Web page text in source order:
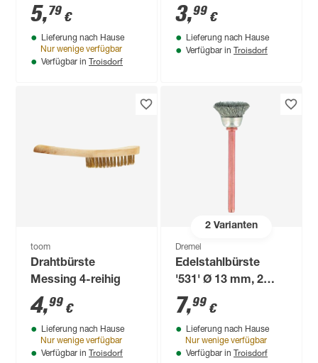
5,79 €
Lieferung nach Hause
Nur wenige verfügbar
Verfügbar in Troisdorf
3,99 €
Lieferung nach Hause
Verfügbar in Troisdorf
toom
Drahtbürste
Messing 4-reihig
4,99 €
Lieferung nach Hause
Nur wenige verfügbar
Verfügbar in Troisdorf
2Varianten
Dremel
Edelstahlbürste
'531' Ø 13 mm, 2
Stück
7,99 €
Lieferung nach Hause
Nur wenige verfügbar
Verfügbar in Troisdorf